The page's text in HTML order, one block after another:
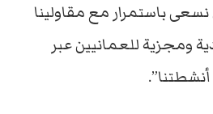
باستمرار مع مقاولينا
ومجزية للعمانيين عبر